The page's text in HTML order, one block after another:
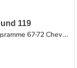
119
Monteringsramme 67-72 Chevy truck style